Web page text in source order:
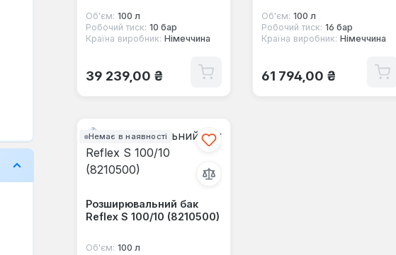
Об'єм: 100 л
Робочий тиск: 10 бар
Країна виробник: Німеччина
Звичайна ціна:
39 239,00 ₴
Об'єм: 100 л
Робочий тиск: 16 бар
Країна виробник: Німеччина
Звичайна ціна:
61 794,00 ₴
Немає в наявності
Розширювальний бак
Reflex S 100/10 (8210500)
Об'єм: 100 л